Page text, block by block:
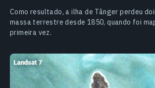
Como resultado, a ilha de Tânger perdeu
massa terrestre desde 1850, quando foi
primeira vez.